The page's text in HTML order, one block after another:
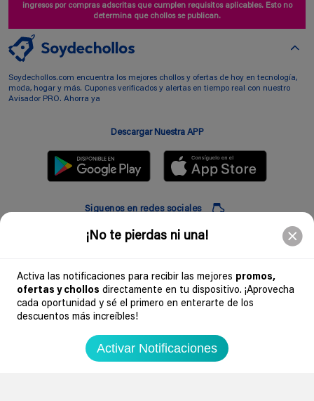
¡No te pierdas ni una!
Activa las notificaciones para recibir las mejores promos,
ofertas y chollos directamente en tu dispositivo. ¡Aprovecha
cada oportunidad y sé el primero en enterarte de los
descuentos más increíbles!
Activar Notificaciones
ingresos por compras adscritas que cumplen requisitos aplicables. Esto no
determina que chollos se publican.
Soydechollos.com encuentra los mejores chollos y ofertas de hoy en tecnología,
moda, hogar y más. Cupones verificados y alertas en tiempo real con nuestro
Avisador PRO. Ahorra ya
Descargar Nuestra APP
Siguenos en redes sociales
Introduciendo mi correo electronico acepto la politica de privacidad y doy mi
consentimiento a recibir comerciales a traves de mi e-mail